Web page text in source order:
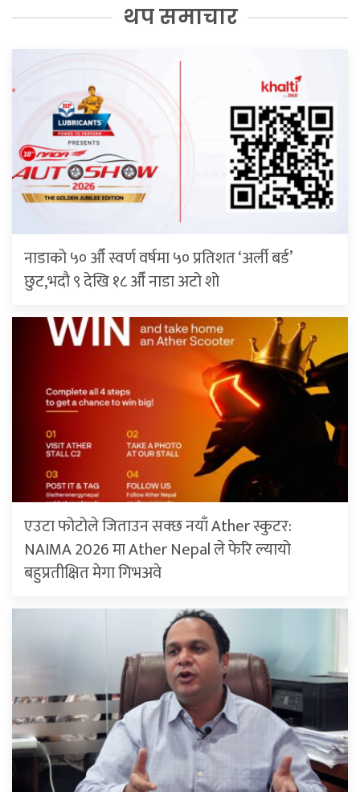
थप समाचार
नाडाको ५० औँ स्वर्ण वर्षमा ५० प्रतिशत ‘अर्ली बर्ड’
छुट,भदौ ९ देखि १८ औँ नाडा अटो शो
एउटा फोटोले जिताउन सक्छ नयाँ Ather स्कुटर:
NAIMA 2026 मा Ather Nepal ले फेरि ल्यायो
बहुप्रतीक्षित मेगा गिभअवे